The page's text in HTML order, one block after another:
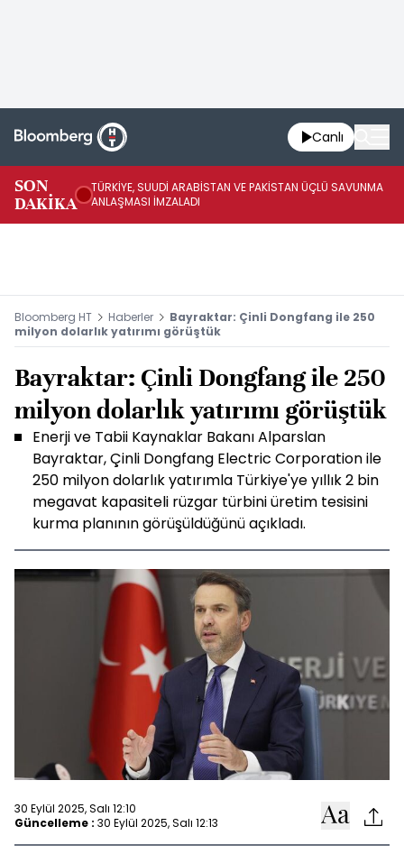
Canlı
SON
DAKİKA
TÜRKİYE, SUUDİ ARABİSTAN VE PAKİSTAN ÜÇLÜ SAVUNMA
ANLAŞMASI İMZALADI
Bloomberg HT Haberler
Bayraktar: Çinli Dongfang ile 250
milyon dolarlık yatırımı görüştük
Bayraktar: Çinli Dongfang ile 250
milyon dolarlık yatırımı görüştük
Enerji ve Tabii Kaynaklar Bakanı Alparslan
Bayraktar, Çinli Dongfang Electric Corporation ile
250 milyon dolarlık yatırımla Türkiye'ye yıllık 2 bin
megavat kapasiteli rüzgar türbini üretim tesisini
kurma planının görüşüldüğünü açıkladı.
30 Eylül 2025, Salı 12:10
Güncelleme : 30 Eylül 2025, Salı 12:13